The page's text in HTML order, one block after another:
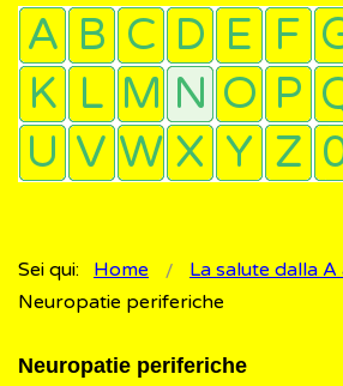
Sei qui: Home La salute dalla A
Neuropatie periferiche
Neuropatie periferiche